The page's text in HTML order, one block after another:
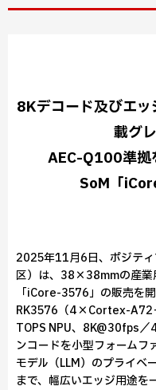
8Kデコード及びエ
載グ
AEC-Q100準
SoM「
2025年11月6日、ポジテ
区）は、38×38mmの産業
「iCore-3576」の販売を
RK3576（4×Cortex-
TOPS NPU、8K@30fps
ンコードを小型フォーム
モデル（LLM）のプライベ
まで、幅広いエッジ用途を